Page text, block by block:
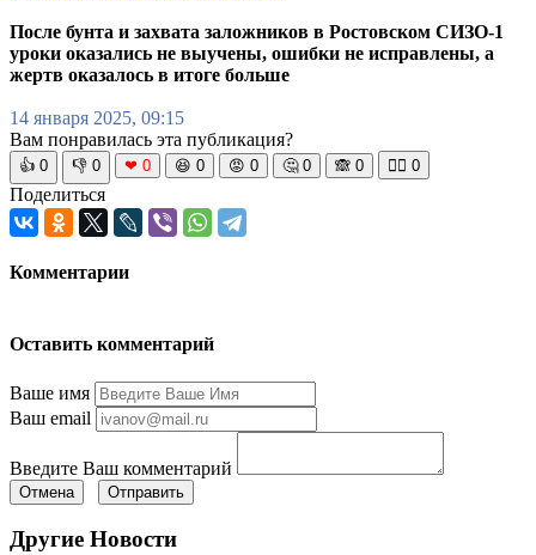
После бунта и захвата заложников в Ростовском СИЗО-1
уроки оказались не выучены, ошибки не исправлены, а
жертв оказалось в итоге больше
14 января 2025, 09:15
Вам понравилась эта публикация?
👍 0 👎 0 ❤ 0 😆 0 😡 0 🤔 0 🙈 0 🧘‍♀️ 0
Поделиться
Комментарии
Оставить комментарий
Ваше имя
Ваш email
Введите Ваш комментарий
Отмена Отправить
Другие Новости